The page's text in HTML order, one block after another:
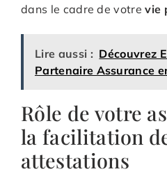
dans le cadre de votrevie
Lire aussi : Découvrez
Partenaire Assurance
Rôle de votre
la facilitation
attestations